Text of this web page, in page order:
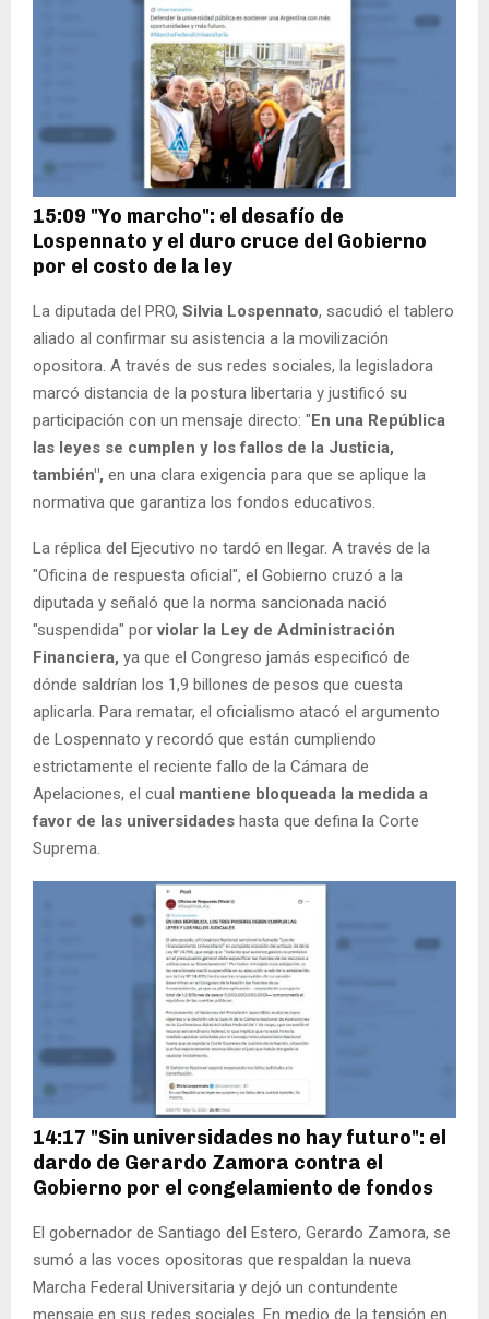
15:09 "Yo marcho": el desafío de
Lospennato y el duro cruce del Gobierno
por el costo de la ley
La diputada del PRO, Silvia Lospennato, sacudió el tablero
aliado al confirmar su asistencia a la movilización
opositora. A través de sus redes sociales, la legisladora
marcó distancia de la postura libertaria y justificó su
participación con un mensaje directo: "En una República
las leyes se cumplen y los fallos de la Justicia,
también", en una clara exigencia para que se aplique la
normativa que garantiza los fondos educativos.
La réplica del Ejecutivo no tardó en llegar. A través de la
"Oficina de respuesta oficial", el Gobierno cruzó a la
diputada y señaló que la norma sancionada nació
"suspendida" porviolar la Ley de Administración
Financiera, ya que el Congreso jamás especificó de
dónde saldrían los 1,9 billones de pesos que cuesta
aplicarla. Para rematar, el oficialismo atacó el argumento
de Lospennato y recordó que están cumpliendo
estrictamente el reciente fallo de la Cámara de
Apelaciones, el cual mantiene bloqueada la medida a
favor de las universidades hasta que defina la Corte
Suprema.
14:17 "Sin universidades no hay futuro": el
dardo de Gerardo Zamora contra el
Gobierno por el congelamiento de fondos
El gobernador de Santiago del Estero, Gerardo Zamora, se
sumó a las voces opositoras que respaldan la nueva
Marcha Federal Universitaria y dejó un contundente
mensaje en sus redes sociales. En medio de la tensión en